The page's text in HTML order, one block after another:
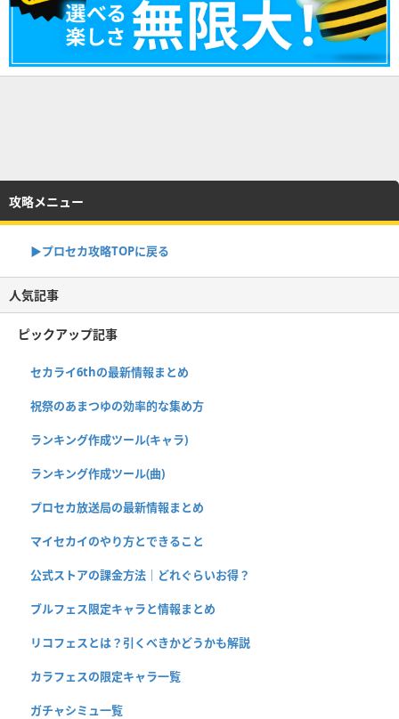
攻略メニュー
▶︎プロセカ攻略TOPに戻る
人気記事
ピックアップ記事
セカライ6thの最新情報まとめ
祝祭のあまつゆの効率的な集め方
ランキング作成ツール(キャラ)
ランキング作成ツール(曲)
プロセカ放送局の最新情報まとめ
マイセカイのやり方とできること
公式ストアの課金方法｜どれぐらいお得？
ブルフェス限定キャラと情報まとめ
リコフェスとは？引くべきかどうかも解説
カラフェスの限定キャラ一覧
ガチャシミュ一覧